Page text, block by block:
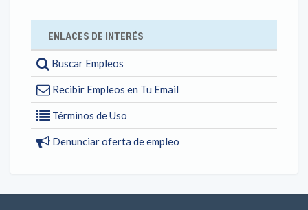
ENLACES DE INTERÉS
Buscar Empleos
Recibir Empleos en Tu Email
Términos de Uso
Denunciar oferta de empleo